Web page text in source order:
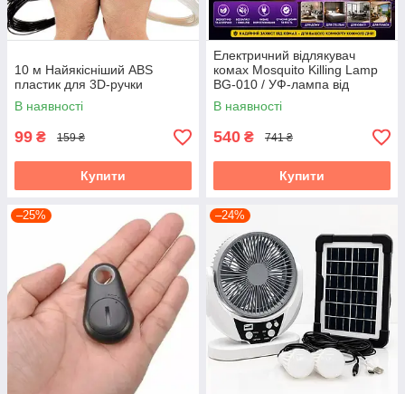
10 м Найякісніший ABS
пластик для 3D-ручки
В наявності
99 ₴ 159 ₴
Купити
Електричний відлякувач
комах Mosquito Killing Lamp
BG-010 / УФ-лампа від
комарів 360° USB / Настінний
знищувач комах
В наявності
540 ₴ 741 ₴
Купити
–25% –24%